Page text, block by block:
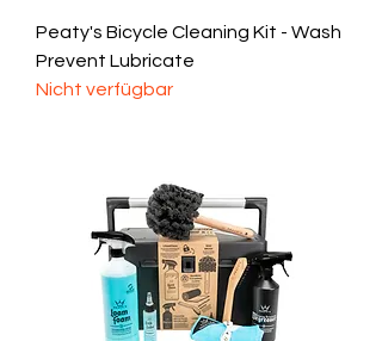
Peaty's Bicycle Cleaning Kit - Wash
Prevent Lubricate
Nicht verfügbar